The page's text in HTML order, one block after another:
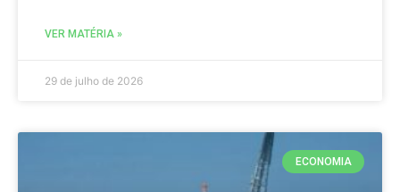
VER MATÉRIA »
29 de julho de 2026
ECONOMIA